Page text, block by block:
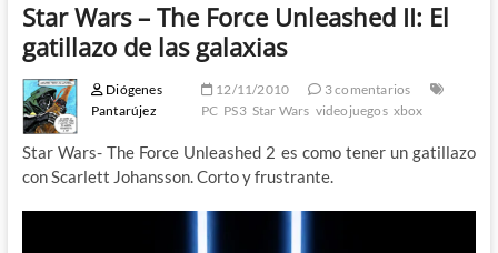
Star Wars – The Force Unleashed II: El
gatillazo de las galaxias
Diógenes
Pantarújez
12/11/2010
3 comentarios
PC PS3 Star Wars videojuegos xbox
Star Wars- The Force Unleashed 2 es como tener un gatillazo
con Scarlett Johansson. Corto y frustrante.